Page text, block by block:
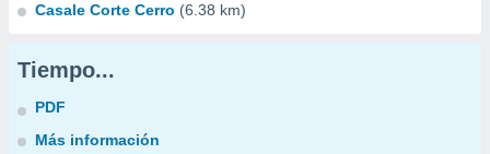
Casale Corte Cerro (6.38 km)
Tiempo...
PDF
Más información